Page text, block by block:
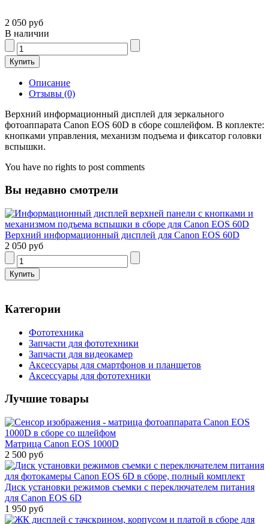
2 050 руб
В наличии
Описание
Отзывы (0)
Верхний информационный дисплей для зеркального
фотоаппарата Canon EOS 60D в сборе сошлейфом. В коплекте:
кнопками управления, механизм подъема и фиксатор головки
вспышки.
You have no rights to post comments
Вы недавно смотрели
Верхний информационный дисплей для Canon EOS 60D
2 050 руб
Категории
Фототехника
Запчасти для фототехники
Запчасти для видеокамер
Аксессуары для смартфонов и планшетов
Аксессуары для фототехники
Лучшие товары
Матрица Canon EOS 1000D
2 500 руб
Диск установки режимов съемки с переключателем питания
для Canon EOS 6D
1 950 руб